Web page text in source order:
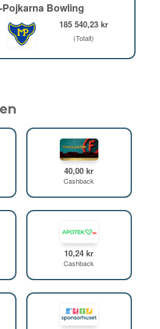
Pojkarna Bowling
185 540,23 kr
(Totalt)
40,00 kr
Cashback
10,24 kr
Cashback